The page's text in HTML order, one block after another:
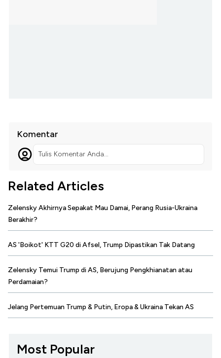
Komentar
Tulis Komentar Anda...
Related Articles
Zelensky Akhirnya Sepakat Mau Damai, Perang Rusia-Ukraina
Berakhir?
AS 'Boikot' KTT G20 di Afsel, Trump Dipastikan Tak Datang
Zelensky Temui Trump di AS, Berujung Pengkhianatan atau
Perdamaian?
Jelang Pertemuan Trump & Putin, Eropa & Ukraina Tekan AS
Most Popular